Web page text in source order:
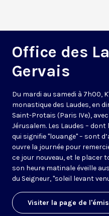
Office des
Gervais
Du mardi au samedi à 7h00,
monastique des Laudes, en
Saint-Protais (Paris IVe),
Jérusalem. Les Laudes –
qui signifie "louange" – sont
ouvre la journée pour
ce jour nouveau, et le placer
son heure matinale éveille
du Seigneur, "soleil levant
Visiter la page de